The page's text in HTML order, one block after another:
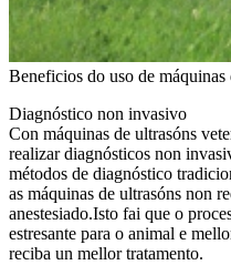
Beneficios do uso de
Diagnóstico non invasivo
Con máquinas de ultrasóns
realizar diagnósticos non
métodos de diagnóstico
as máquinas de ultrasóns non
anestesiado.Isto fai que o
estresante para o animal e
reciba un mellor tratamento.